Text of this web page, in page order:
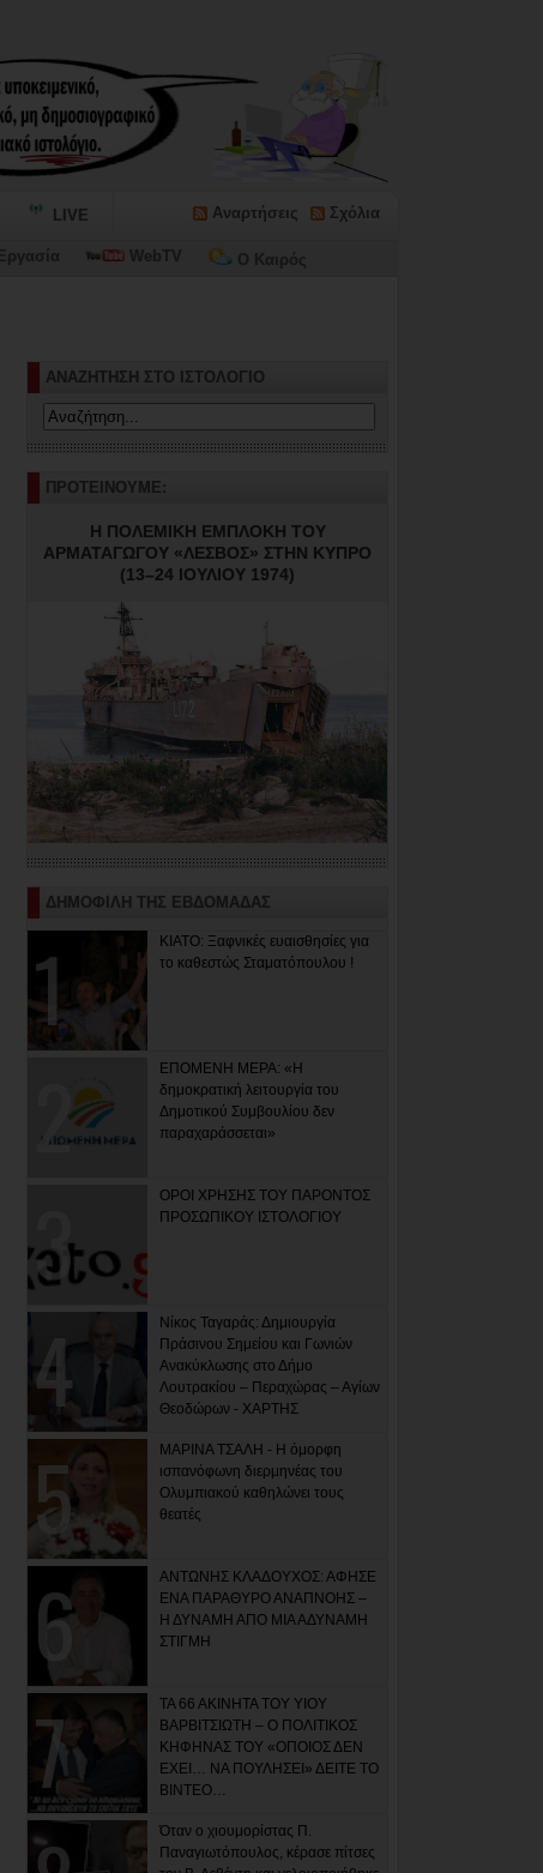
LIVE Αναρτήσεις Σχόλια
Εργασία WebTV Ο Καιρός
ΑΝΑΖΗΤΗΣΗ ΣΤΟ ΙΣΤΟΛΟΓΙΟ
ΠΡΟΤΕΙΝΟΥΜΕ:
Η ΠΟΛΕΜΙΚΗ ΕΜΠΛΟΚΗ ΤΟΥ
ΑΡΜΑΤΑΓΩΓΟΥ «ΛΕΣΒΟΣ» ΣΤΗΝ ΚΥΠΡΟ
(13–24 ΙΟΥΛΙΟΥ 1974)
ΔΗΜΟΦΙΛΗ ΤΗΣ ΕΒΔΟΜΑΔΑΣ
ΚΙΑΤΟ: Ξαφνικές ευαισθησίες για
το καθεστώς Σταματόπουλου !
ΕΠΟΜΕΝΗ ΜΕΡΑ: «Η
δημοκρατική λειτουργία του
Δημοτικού Συμβουλίου δεν
παραχαράσσεται»
ΟΡΟΙ ΧΡΗΣΗΣ ΤΟΥ ΠΑΡΟΝΤΟΣ
ΠΡΟΣΩΠΙΚΟΥ ΙΣΤΟΛΟΓΙΟΥ
Νίκος Ταγαράς: Δημιουργία
Πράσινου Σημείου και Γωνιών
Ανακύκλωσης στο Δήμο
Λουτρακίου – Περαχώρας – Αγίων
Θεοδώρων - ΧΑΡΤΗΣ
ΜΑΡΙΝΑ ΤΣΑΛΗ - Η όμορφη
ισπανόφωνη διερμηνέας του
Ολυμπιακού καθηλώνει τους
θεατές
ΑΝΤΩΝΗΣ ΚΛΑΔΟΥΧΟΣ: ΑΦΗΣΕ
ΕΝΑ ΠΑΡΑΘΥΡΟ ΑΝΑΠΝΟΗΣ –
Η ΔΥΝΑΜΗ ΑΠΟ ΜΙΑ ΑΔΥΝΑΜΗ
ΣΤΙΓΜΗ
ΤΑ 66 ΑΚΙΝΗΤΑ ΤΟΥ ΥΙΟΥ
ΒΑΡΒΙΤΣΙΩΤΗ – Ο ΠΟΛΙΤΙΚΟΣ
ΚΗΦΗΝΑΣ ΤΟΥ «ΟΠΟΙΟΣ ΔΕΝ
ΕΧΕΙ… ΝΑ ΠΟΥΛΗΣΕΙ» ΔΕΙΤΕ ΤΟ
ΒΙΝΤΕΟ…
Όταν ο χιουμορίστας Π.
Παναγιωτόπουλος, κέρασε πίτσες